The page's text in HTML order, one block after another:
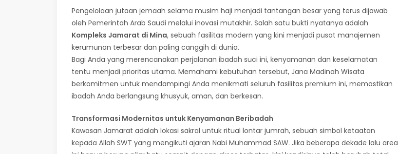
Pengelolaan jutaan jemaah selama musim haji menjadi tantangan besar yang terus dijawab
oleh Pemerintah Arab Saudi melalui inovasi mutakhir. Salah satu bukti nyatanya adalah
Kompleks Jamarat di Mina, sebuah fasilitas modern yang kini menjadi pusat manajemen
kerumunan terbesar dan paling canggih di dunia.
Bagi Anda yang merencanakan perjalanan ibadah suci ini, kenyamanan dan keselamatan
tentu menjadi prioritas utama. Memahami kebutuhan tersebut, Jana Madinah Wisata
berkomitmen untuk mendampingi Anda menikmati seluruh fasilitas premium ini, memastikan
ibadah Anda berlangsung khusyuk, aman, dan berkesan.
Transformasi Modernitas untuk Kenyamanan Beribadah
Kawasan Jamarat adalah lokasi sakral untuk ritual lontar jumrah, sebuah simbol ketaatan
kepada Allah SWT yang mengikuti ajaran Nabi Muhammad SAW. Jika beberapa dekade lalu area